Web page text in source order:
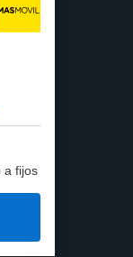
a fijos